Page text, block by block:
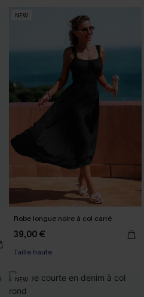
NEW
Robe longue noire à col carré
39,00 €
Taille haute
NEW